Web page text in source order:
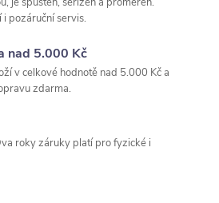
pozáruční servis.
nad 5.000 Kč
v celkové hodnotě nad 5.000 Kč a
zdarma.
roky záruky platí pro fyzické i